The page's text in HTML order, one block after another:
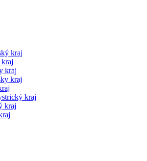
kraj
kraj
kraj
kraj
kraj